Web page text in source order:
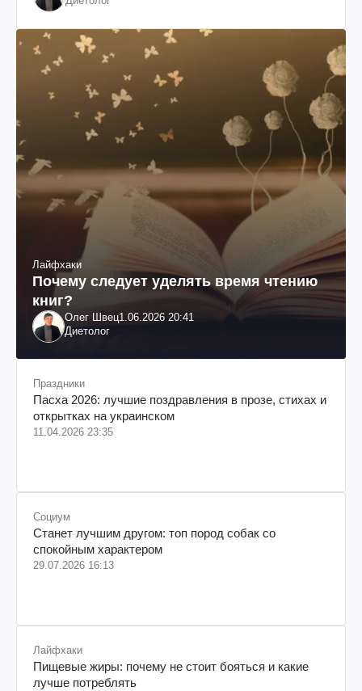
Лайфхаки
Почему следует уделять время чтению
книг?
Олег Швец1.06.2026 20:41
Диетолог
Праздники
Пасха 2026: лучшие поздравления в прозе, стихах и
открытках на украинском
11.04.2026 23:35
Социум
Станет лучшим другом: топ пород собак со
спокойным характером
29.07.2026 16:13
Лайфхаки
Пищевые жиры: почему не стоит бояться и какие
лучше потреблять